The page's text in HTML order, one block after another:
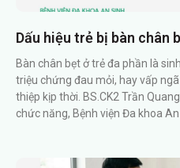
Dấu hiệu trẻ bị bàn chân
Bàn chân bẹt ở trẻ đa phần là
triệu chứng đau mỏi, hay vấp
thiệp kịp thời. BS.CK2 Trần
chức năng, Bệnh viện Đa khoa